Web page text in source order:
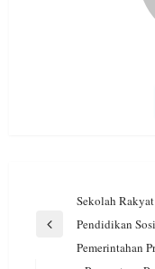
Navigasi
pos
Sekolah
Pendidikan
Pemerintahan